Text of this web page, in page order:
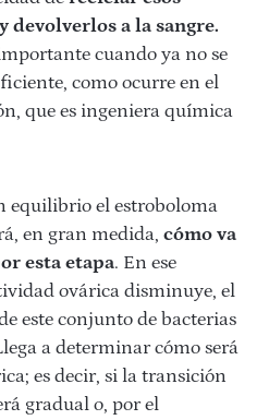
devolverlos a la sangre.
cuando ya no se
como ocurre en el
que es ingeniera química
equilibrio el estroboloma
en gran medida, cómo va
esta etapa. En ese
ovárica disminuye, el
este conjunto de bacterias
a determinar cómo será
es decir, si la transición
gradual o, por el